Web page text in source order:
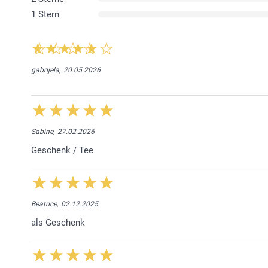
1 Stern
gabrijela, 20.05.2026
Sabine, 27.02.2026
Geschenk / Tee
Beatrice, 02.12.2025
als Geschenk